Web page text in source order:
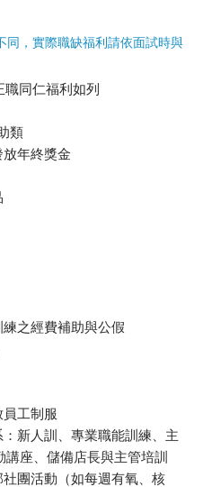
同，實際職缺福利請依面試時與
同仁福利如列
類
年終獎金
之經費補助與公假
工制服
新人訓、專業職能訓練、主
講座、儲備店長與主管培訓
團活動（如每週有氧、核